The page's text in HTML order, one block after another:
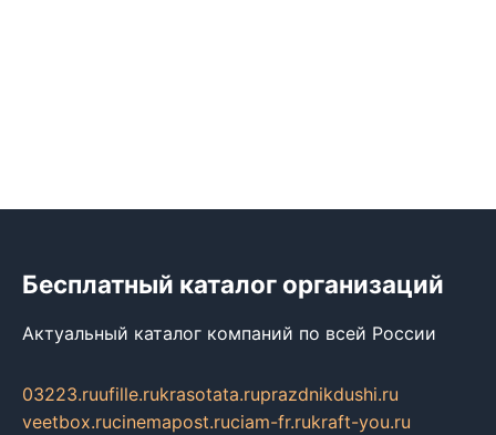
Бесплатный каталог организаций
Актуальный каталог компаний по всей России
03223.ruufille.rukrasotata.ruprazdnikdushi.ru
veetbox.rucinemapost.ruciam-fr.rukraft-you.ru